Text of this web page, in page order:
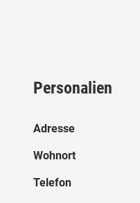
Personalien
Adresse
Wohnort
Telefon